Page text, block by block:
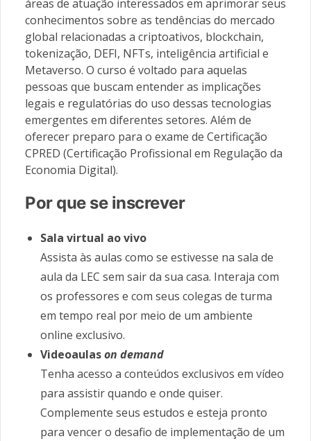
áreas de atuação interessados em aprimorar seus
conhecimentos sobre as tendências do mercado
global relacionadas a criptoativos, blockchain,
tokenização, DEFI, NFTs, inteligência artificial e
Metaverso. O curso é voltado para aquelas
pessoas que buscam entender as implicações
legais e regulatórias do uso dessas tecnologias
emergentes em diferentes setores. Além de
oferecer preparo para o exame de Certificação
CPRED (Certificação Profissional em Regulação da
Economia Digital).
Por que se inscrever
Sala virtual ao vivo
Assista às aulas como se estivesse na sala de
aula da LEC sem sair da sua casa. Interaja com
os professores e com seus colegas de turma
em tempo real por meio de um ambiente
online exclusivo.
Videoaulason demand
Tenha acesso a conteúdos exclusivos em vídeo
para assistir quando e onde quiser.
Complemente seus estudos e esteja pronto
para vencer o desafio de implementação de um